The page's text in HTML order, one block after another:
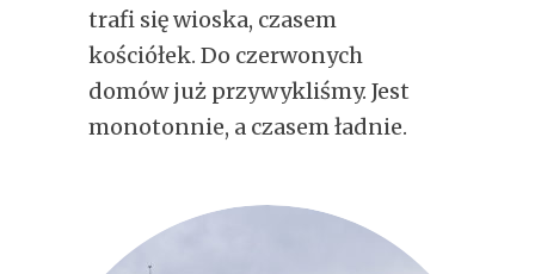
trafi się wioska, czasem
kościółek. Do czerwonych
domów już przywykliśmy. Jest
monotonnie, a czasem ładnie.